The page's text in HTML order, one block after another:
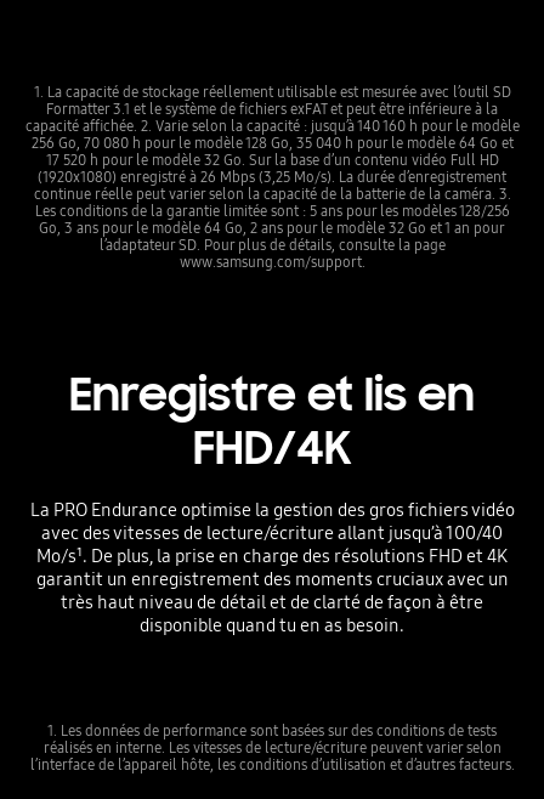
1. La capacité de stockage réellement utilisable est mesurée avec l’outil SD
Formatter 3.1 et le système de fichiers exFAT et peut être inférieure à la
capacité affichée. 2. Varie selon la capacité : jusqu’à 140 160 h pour le modèle
256 Go, 70 080 h pour le modèle 128 Go, 35 040 h pour le modèle 64 Go et
17 520 h pour le modèle 32 Go. Sur la base d’un contenu vidéo Full HD
(1920x1080) enregistré à 26 Mbps (3,25 Mo/s). La durée d’enregistrement
continue réelle peut varier selon la capacité de la batterie de la caméra. 3.
Les conditions de la garantie limitée sont : 5 ans pour les modèles 128/256
Go, 3 ans pour le modèle 64 Go, 2 ans pour le modèle 32 Go et 1 an pour
l’adaptateur SD. Pour plus de détails, consulte la page
www.samsung.com/support.
Enregistre et lis en
FHD/4K
La PRO Endurance optimise la gestion des gros fichiers vidéo
avec des vitesses de lecture/écriture allant jusqu’à 100/40
Mo/s¹. De plus, la prise en charge des résolutions FHD et 4K
garantit un enregistrement des moments cruciaux avec un
très haut niveau de détail et de clarté de façon à être
disponible quand tu en as besoin.
1. Les données de performance sont basées sur des conditions de tests
réalisés en interne. Les vitesses de lecture/écriture peuvent varier selon
l’interface de l’appareil hôte, les conditions d’utilisation et d’autres facteurs.